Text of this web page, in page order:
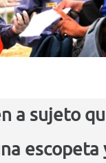
a sujeto
escopeta